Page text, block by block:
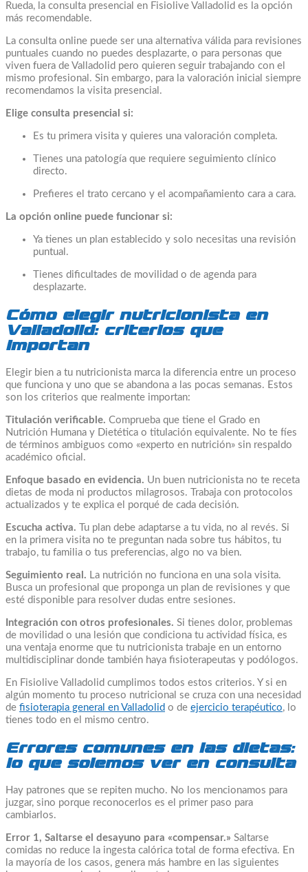
Rueda, la consulta presencial en Fisiolive Valladolid es la opción
más recomendable.
La consulta online puede ser una alternativa válida para revisiones
puntuales cuando no puedes desplazarte, o para personas que
viven fuera de Valladolid pero quieren seguir trabajando con el
mismo profesional. Sin embargo, para la valoración inicial siempre
recomendamos la visita presencial.
Elige consulta presencial si:
Es tu primera visita y quieres una valoración completa.
Tienes una patología que requiere seguimiento clínico
directo.
Prefieres el trato cercano y el acompañamiento cara a cara.
La opción online puede funcionar si:
Ya tienes un plan establecido y solo necesitas una revisión
puntual.
Tienes dificultades de movilidad o de agenda para
desplazarte.
Cómo elegir nutricionista en
Valladolid: criterios que
importan
Elegir bien a tu nutricionista marca la diferencia entre un proceso
que funciona y uno que se abandona a las pocas semanas. Estos
son los criterios que realmente importan:
Titulación verificable. Comprueba que tiene el Grado en
Nutrición Humana y Dietética o titulación equivalente. No te fíes
de términos ambiguos como «experto en nutrición» sin respaldo
académico oficial.
Enfoque basado en evidencia. Un buen nutricionista no te receta
dietas de moda ni productos milagrosos. Trabaja con protocolos
actualizados y te explica el porqué de cada decisión.
Escucha activa. Tu plan debe adaptarse a tu vida, no al revés. Si
en la primera visita no te preguntan nada sobre tus hábitos, tu
trabajo, tu familia o tus preferencias, algo no va bien.
Seguimiento real. La nutrición no funciona en una sola visita.
Busca un profesional que proponga un plan de revisiones y que
esté disponible para resolver dudas entre sesiones.
Integración con otros profesionales. Si tienes dolor, problemas
de movilidad o una lesión que condiciona tu actividad física, es
una ventaja enorme que tu nutricionista trabaje en un entorno
multidisciplinar donde también haya fisioterapeutas y podólogos.
En Fisiolive Valladolid cumplimos todos estos criterios. Y si en
algún momento tu proceso nutricional se cruza con una necesidad
de fisioterapia general en Valladolid o de ejercicio terapéutico, lo
tienes todo en el mismo centro.
Errores comunes en las dietas:
lo que solemos ver en consulta
Hay patrones que se repiten mucho. No los mencionamos para
juzgar, sino porque reconocerlos es el primer paso para
cambiarlos.
Error 1, Saltarse el desayuno para «compensar.» Saltarse
comidas no reduce la ingesta calórica total de forma efectiva. En
la mayoría de los casos, genera más hambre en las siguientes